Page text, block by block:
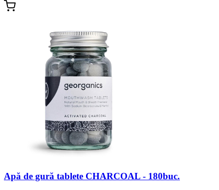
Apă de gură tablete CHARCOAL - 180buc.